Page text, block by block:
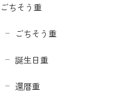
ごちそう重
ごちそう重
誕生日重
還暦重